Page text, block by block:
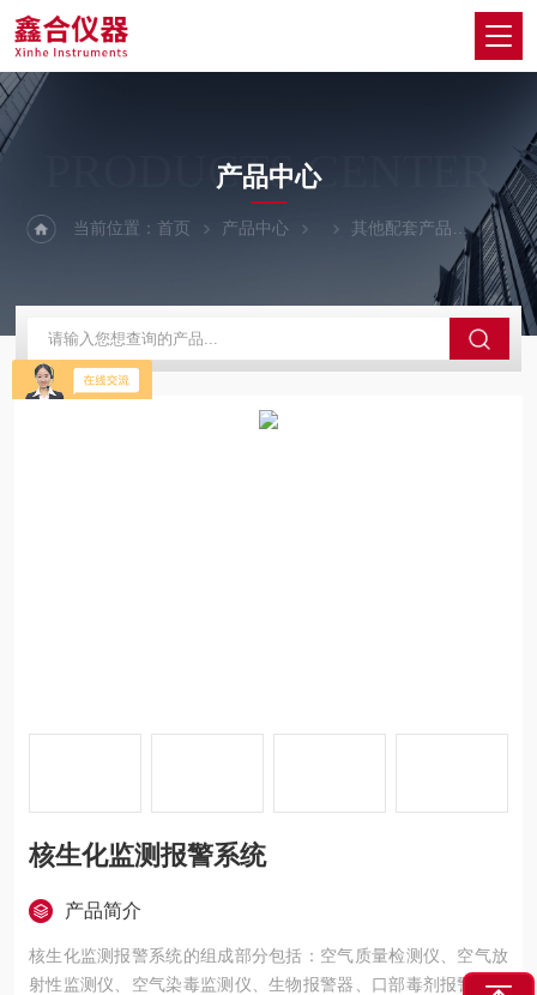
PRODUCTS CENTER
产品中心
当前位置：首页 产品中心 其他配套产品 核生
核生化监测报警系统
产品简介
核生化监测报警系统的组成部分包括：空气质量检测仪、空气放
射性监测仪、空气染毒监测仪、生物报警器、口部毒剂报警器、